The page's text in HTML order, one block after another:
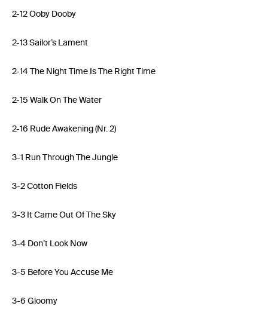
2-12 Ooby Dooby
2-13 Sailor’s Lament
2-14 The Night Time Is The Right Time
2-15 Walk On The Water
2-16 Rude Awakening (Nr. 2)
3-1 Run Through The Jungle
3-2 Cotton Fields
3-3 It Came Out Of The Sky
3-4 Don’t Look Now
3-5 Before You Accuse Me
3-6 Gloomy